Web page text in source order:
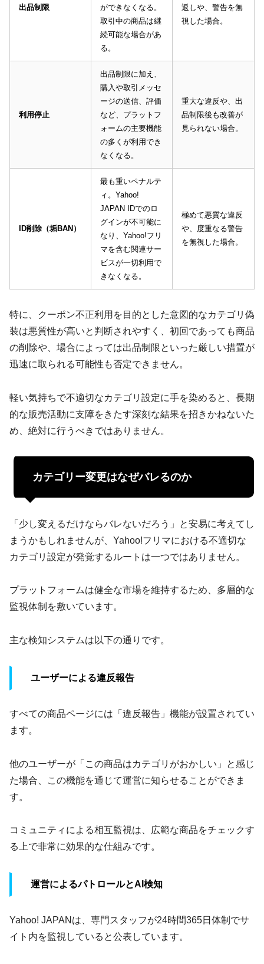
出品制限
ができなくなる。
取引中の商品は継
続可能な場合があ
る。
返しや、警告を無
視した場合。
利用停止
出品制限に加え、
購入や取引メッセ
ージの送信、評価
など、プラットフ
ォームの主要機能
の多くが利用でき
なくなる。
重大な違反や、出
品制限後も改善が
見られない場合。
ID削除（垢BAN）
最も重いペナルテ
ィ。Yahoo!
JAPAN IDでのロ
グインが不可能に
なり、Yahoo!フリ
マを含む関連サー
ビスが一切利用で
きなくなる。
極めて悪質な違反
や、度重なる警告
を無視した場合。
特に、クーポン不正利用を目的とした意図的なカテゴリ偽
装は悪質性が高いと判断されやすく、初回であっても商品
の削除や、場合によっては出品制限といった厳しい措置が
迅速に取られる可能性も否定できません。
軽い気持ちで不適切なカテゴリ設定に手を染めると、長期
的な販売活動に支障をきたす深刻な結果を招きかねないた
め、絶対に行うべきではありません。
カテゴリー変更はなぜバレるのか
「少し変えるだけならバレないだろう」と安易に考えてし
まうかもしれませんが、Yahoo!フリマにおける不適切な
カテゴリ設定が発覚するルートは一つではありません。
プラットフォームは健全な市場を維持するため、多層的な
監視体制を敷いています。
主な検知システムは以下の通りです。
ユーザーによる違反報告
すべての商品ページには「違反報告」機能が設置されてい
ます。
他のユーザーが「この商品はカテゴリがおかしい」と感じ
た場合、この機能を通じて運営に知らせることができま
す。
コミュニティによる相互監視は、広範な商品をチェックす
る上で非常に効果的な仕組みです。
運営によるパトロールとAI検知
Yahoo! JAPANは、専門スタッフが24時間365日体制でサ
イト内を監視していると公表しています。